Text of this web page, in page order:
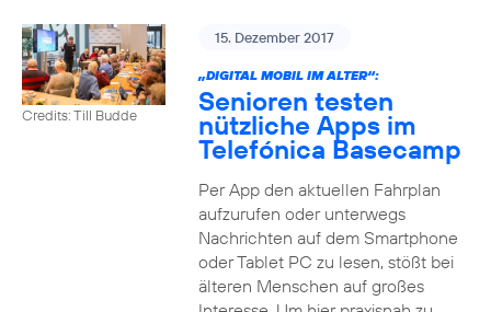
Credits: Till Budde
15. Dezember 2017
„DIGITAL MOBIL IM ALTER“:
Senioren testen
nützliche Apps im
Telefónica Basecamp
Per App den aktuellen Fahrplan
aufzurufen oder unterwegs
Nachrichten auf dem Smartphone
oder Tablet PC zu lesen, stößt bei
älteren Menschen auf großes